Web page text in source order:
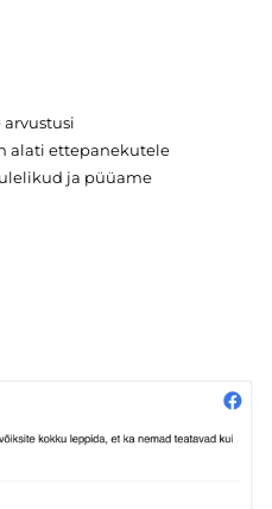
alati ettepanekutele
ja püüame